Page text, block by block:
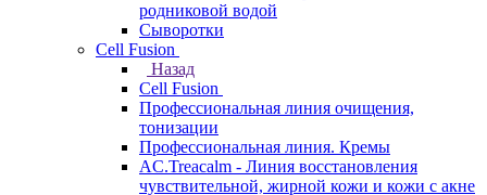
родниковой водой
Сыворотки
Cell Fusion
Назад
Cell Fusion
Профессиональная линия очищения,
тонизации
Профессиональная линия. Кремы
AC.Treacalm - Линия восстановления
чувствительной, жирной кожи и кожи с акне